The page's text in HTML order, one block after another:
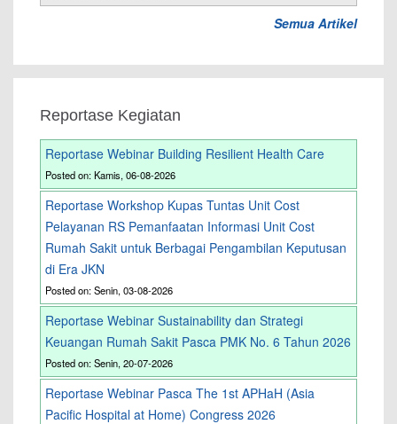
Semua Artikel
Reportase Kegiatan
Reportase Webinar Building Resilient Health Care
Posted on: Kamis, 06-08-2026
Reportase Workshop Kupas Tuntas Unit Cost
Pelayanan RS Pemanfaatan Informasi Unit Cost
Rumah Sakit untuk Berbagai Pengambilan Keputusan
di Era JKN
Posted on: Senin, 03-08-2026
Reportase Webinar Sustainability dan Strategi
Keuangan Rumah Sakit Pasca PMK No. 6 Tahun 2026
Posted on: Senin, 20-07-2026
Reportase Webinar Pasca The 1st APHaH (Asia
Pacific Hospital at Home) Congress 2026